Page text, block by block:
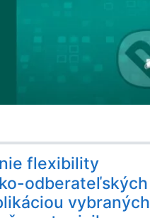
flexibility
odberateľských
vybraných